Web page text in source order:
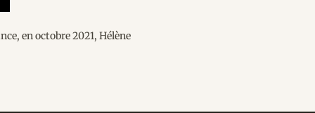
en octobre 2021, Hélène